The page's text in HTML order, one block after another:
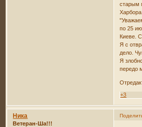
старым
по 25
Киеве.
Я с
дело.
Я
передо
+3
Ника
Ветеран-Ша!!!